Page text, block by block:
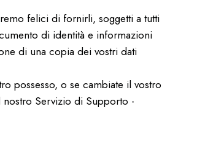
felici di fornirli, soggetti a tutti
di identità e informazioni
di una copia dei vostri dati
possesso, o se cambiate il vostro
Servizio di Supporto -